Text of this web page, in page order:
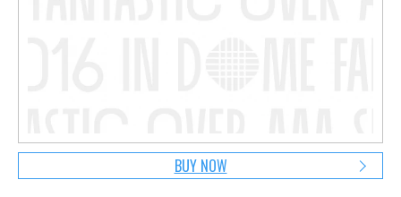
BUY NOW